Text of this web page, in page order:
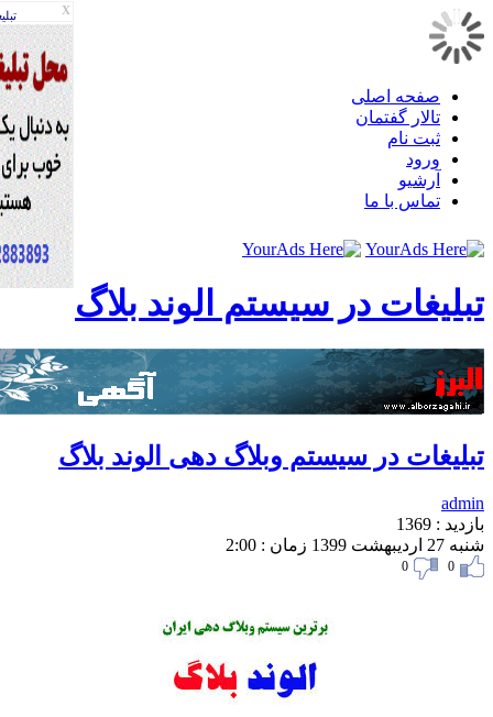
تبليغات
صفحه اصلی
تالار گفتمان
ثبت نام
ورود
آرشیو
تماس با ما
در سیستم الوند بلاگ
در سیستم وبلاگ دهی الوند بلاگ
: 1369
زمان : 2:00
0
0